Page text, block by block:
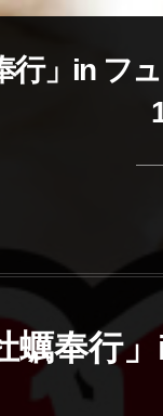
行」in フ
蠣奉行